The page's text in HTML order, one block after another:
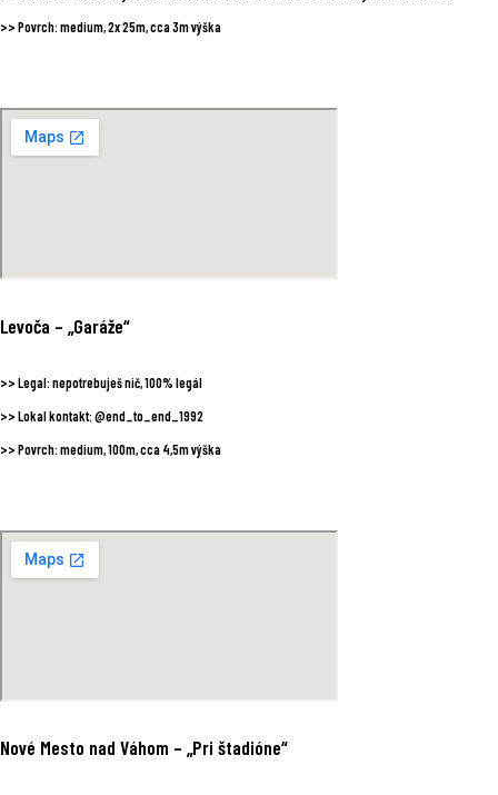
>> Povrch: medium, 2x 25m, cca 3m výška
Levoča – „Garáže“
>> Legal: nepotrebuješ nič, 100% legál
>> Lokal kontakt: @end_to_end_1992
>> Povrch: medium, 100m, cca 4,5m výška
Nové Mesto nad Váhom – „Pri štadióne“